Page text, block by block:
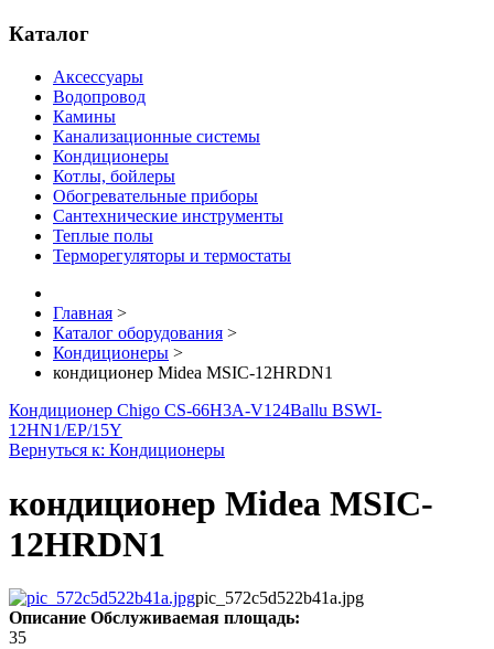
Каталог
Аксессуары
Водопровод
Камины
Канализационные системы
Кондиционеры
Котлы, бойлеры
Обогревательные приборы
Сантехнические инструменты
Теплые полы
Терморегуляторы и термостаты
Главная >
Каталог оборудования >
Кондиционеры >
кондиционер Midea MSIC-12HRDN1
Кондиционер Chigo CS-66H3A-V124Ballu BSWI-
12HN1/EP/15Y
Вернуться к: Кондиционеры
кондиционер Midea MSIC-
12HRDN1
pic_572c5d522b41a.jpg
Описание Обслуживаемая площадь:
35